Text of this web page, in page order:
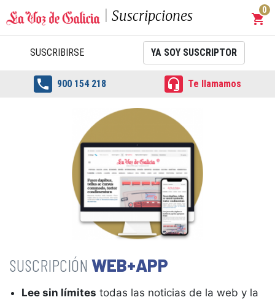
Suscripciones shopping_cart
0
SUSCRIBIRSE YA SOY SUSCRIPTOR
 900 154 218  Te llamamos
WEB+APP
Lee sin límites todas las noticias de la web y la